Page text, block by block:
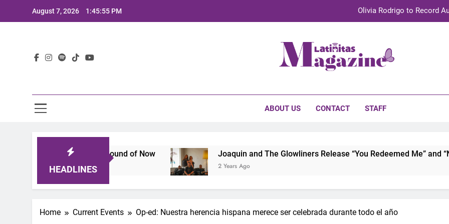
August 7, 2026 1:45:57 PM Olivia Rodrigo to Record
TechKermes 2026 Brings Culture, Creativity
ABOUT US CONTACT STAFF
HEADLINES
the Sound of Now Joaquin and The Glowliners Release “You Redeemed Me” and “No Time Like
2 Years Ago
Home Current Events Op-ed: Nuestra herencia hispana merece ser celebrada durante todo el año